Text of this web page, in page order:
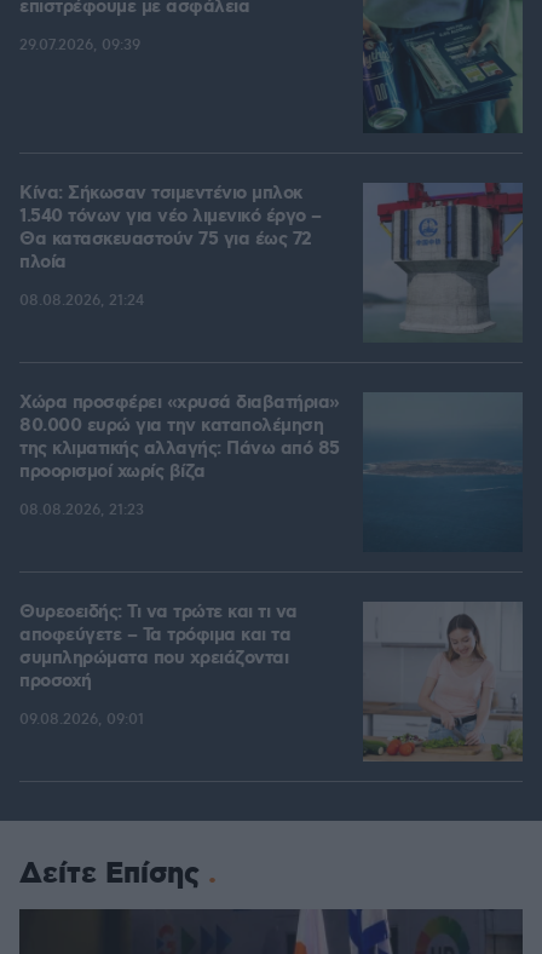
επιστρέφουμε με ασφάλεια
29.07.2026, 09:39
Κίνα: Σήκωσαν τσιμεντένιο μπλοκ
1.540 τόνων για νέο λιμενικό έργο –
Θα κατασκευαστούν 75 για έως 72
πλοία
08.08.2026, 21:24
Χώρα προσφέρει «χρυσά διαβατήρια»
80.000 ευρώ για την καταπολέμηση
της κλιματικής αλλαγής: Πάνω από 85
προορισμοί χωρίς βίζα
08.08.2026, 21:23
Θυρεοειδής: Τι να τρώτε και τι να
αποφεύγετε – Τα τρόφιμα και τα
συμπληρώματα που χρειάζονται
προσοχή
09.08.2026, 09:01
Δείτε Επίσης